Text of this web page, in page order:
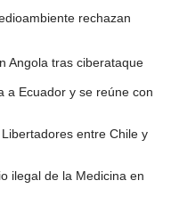
rechazan
Angola tras ciberataque
a Ecuador y se reúne con
entre Chile y
ilegal de la Medicina en